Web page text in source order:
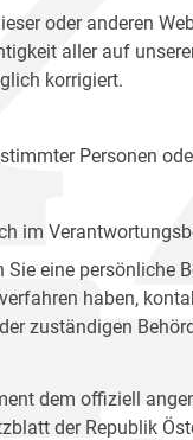
oder anderen
aller auf
korrigiert.
Personen
im
eine persönliche
haben,
zuständigen
dem offiziell
der Republik